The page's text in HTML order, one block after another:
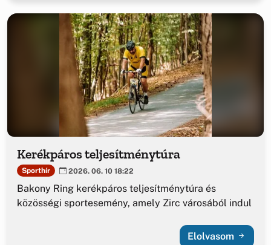
Kerékpáros teljesítménytúra
Sporthír 2026. 06. 10 18:22
Bakony Ring kerékpáros teljesítménytúra és
közösségi sportesemény, amely Zirc városából indul
Elolvasom